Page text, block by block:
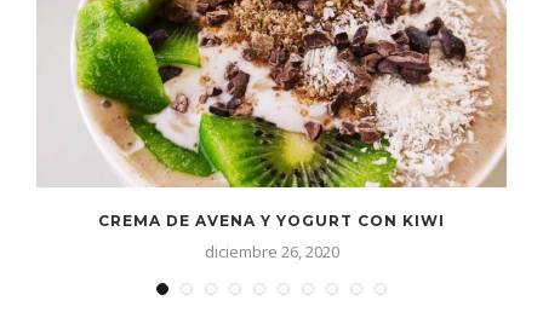
CREMA DE AVENA Y YOGURT CON KIWI
diciembre 26, 2020